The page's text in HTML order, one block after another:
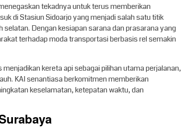
tekadnya untuk terus memberikan
di Stasiun Sidoarjo yang menjadi salah satu titik
Dengan kesiapan sarana dan prasarana yang
terhadap moda transportasi berbasis rel semakin
kereta api sebagai pilihan utama perjalanan,
KAI senantiasa berkomitmen memberikan
keselamatan, ketepatan waktu, dan